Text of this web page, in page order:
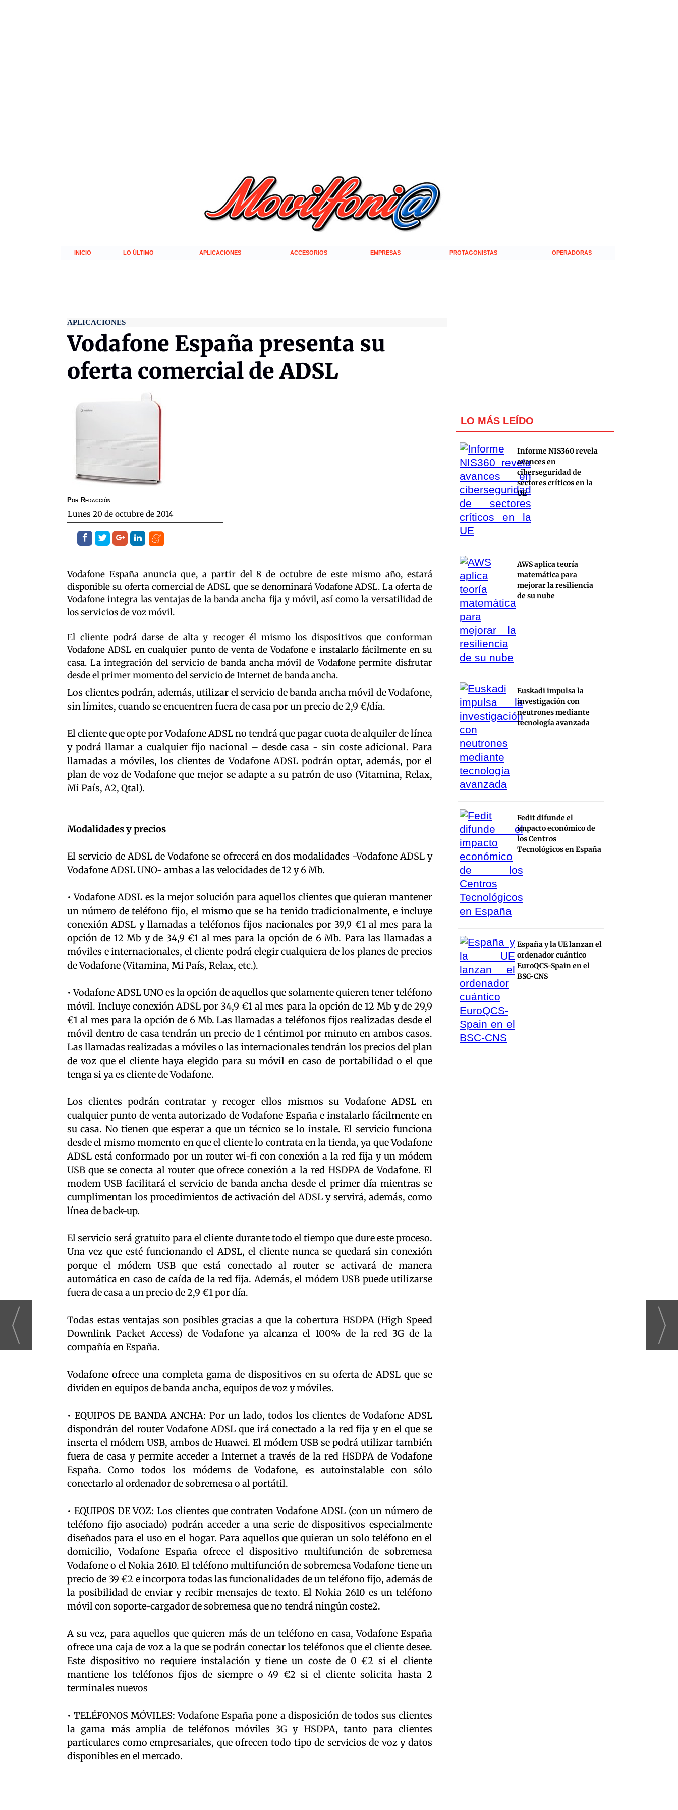
INICIO LO ÚLTIMO APLICACIONES ACCESORIOS EMPRESAS PROTAGONISTAS OPERADORAS
APLICACIONES
Vodafone España presenta su
oferta comercial de ADSL
Por Redacción
lunes 20 de octubre de 2014
Vodafone España anuncia que, a partir del 8 de octubre de este mismo año, estará
disponible su oferta comercial de ADSL que se denominará Vodafone ADSL. La oferta de
Vodafone integra las ventajas de la banda ancha fija y móvil, así como la versatilidad de
los servicios de voz móvil.
El cliente podrá darse de alta y recoger él mismo los dispositivos que conforman
Vodafone ADSL en cualquier punto de venta de Vodafone e instalarlo fácilmente en su
casa. La integración del servicio de banda ancha móvil de Vodafone permite disfrutar
desde el primer momento del servicio de Internet de banda ancha.
Los clientes podrán, además, utilizar el servicio de banda ancha móvil de Vodafone,
sin límites, cuando se encuentren fuera de casa por un precio de 2,9 €/día.
El cliente que opte por Vodafone ADSL no tendrá que pagar cuota de alquiler de línea
y podrá llamar a cualquier fijo nacional – desde casa - sin coste adicional. Para
llamadas a móviles, los clientes de Vodafone ADSL podrán optar, además, por el
plan de voz de Vodafone que mejor se adapte a su patrón de uso (Vitamina, Relax,
Mi País, A2, Qtal).
Modalidades y precios
El servicio de ADSL de Vodafone se ofrecerá en dos modalidades -Vodafone ADSL y
Vodafone ADSL UNO- ambas a las velocidades de 12 y 6 Mb.
• Vodafone ADSL es la mejor solución para aquellos clientes que quieran mantener
un número de teléfono fijo, el mismo que se ha tenido tradicionalmente, e incluye
conexión ADSL y llamadas a teléfonos fijos nacionales por 39,9 €1 al mes para la
opción de 12 Mb y de 34,9 €1 al mes para la opción de 6 Mb. Para las llamadas a
móviles e internacionales, el cliente podrá elegir cualquiera de los planes de precios
de Vodafone (Vitamina, Mi País, Relax, etc.).
• Vodafone ADSL UNO es la opción de aquellos que solamente quieren tener teléfono
móvil. Incluye conexión ADSL por 34,9 €1 al mes para la opción de 12 Mb y de 29,9
€1 al mes para la opción de 6 Mb. Las llamadas a teléfonos fijos realizadas desde el
móvil dentro de casa tendrán un precio de 1 céntimo1 por minuto en ambos casos.
Las llamadas realizadas a móviles o las internacionales tendrán los precios del plan
de voz que el cliente haya elegido para su móvil en caso de portabilidad o el que
tenga si ya es cliente de Vodafone.
Los clientes podrán contratar y recoger ellos mismos su Vodafone ADSL en
cualquier punto de venta autorizado de Vodafone España e instalarlo fácilmente en
su casa. No tienen que esperar a que un técnico se lo instale. El servicio funciona
desde el mismo momento en que el cliente lo contrata en la tienda, ya que Vodafone
ADSL está conformado por un router wi-fi con conexión a la red fija y un módem
USB que se conecta al router que ofrece conexión a la red HSDPA de Vodafone. El
modem USB facilitará el servicio de banda ancha desde el primer día mientras se
cumplimentan los procedimientos de activación del ADSL y servirá, además, como
línea de back-up.
El servicio será gratuito para el cliente durante todo el tiempo que dure este proceso.
Una vez que esté funcionando el ADSL, el cliente nunca se quedará sin conexión
porque el módem USB que está conectado al router se activará de manera
automática en caso de caída de la red fija. Además, el módem USB puede utilizarse
fuera de casa a un precio de 2,9 €1 por día.
Todas estas ventajas son posibles gracias a que la cobertura HSDPA (High Speed
Downlink Packet Access) de Vodafone ya alcanza el 100% de la red 3G de la
compañía en España.
Vodafone ofrece una completa gama de dispositivos en su oferta de ADSL que se
dividen en equipos de banda ancha, equipos de voz y móviles.
• EQUIPOS DE BANDA ANCHA: Por un lado, todos los clientes de Vodafone ADSL
dispondrán del router Vodafone ADSL que irá conectado a la red fija y en el que se
inserta el módem USB, ambos de Huawei. El módem USB se podrá utilizar también
fuera de casa y permite acceder a Internet a través de la red HSDPA de Vodafone
España. Como todos los módems de Vodafone, es autoinstalable con sólo
conectarlo al ordenador de sobremesa o al portátil.
• EQUIPOS DE VOZ: Los clientes que contraten Vodafone ADSL (con un número de
teléfono fijo asociado) podrán acceder a una serie de dispositivos especialmente
diseñados para el uso en el hogar. Para aquellos que quieran un solo teléfono en el
domicilio, Vodafone España ofrece el dispositivo multifunción de sobremesa
Vodafone o el Nokia 2610. El teléfono multifunción de sobremesa Vodafone tiene un
precio de 39 €2 e incorpora todas las funcionalidades de un teléfono fijo, además de
la posibilidad de enviar y recibir mensajes de texto. El Nokia 2610 es un teléfono
móvil con soporte-cargador de sobremesa que no tendrá ningún coste2.
A su vez, para aquellos que quieren más de un teléfono en casa, Vodafone España
ofrece una caja de voz a la que se podrán conectar los teléfonos que el cliente desee.
Este dispositivo no requiere instalación y tiene un coste de 0 €2 si el cliente
mantiene los teléfonos fijos de siempre o 49 €2 si el cliente solicita hasta 2
terminales nuevos
• TELÉFONOS MÓVILES: Vodafone España pone a disposición de todos sus clientes
la gama más amplia de teléfonos móviles 3G y HSDPA, tanto para clientes
particulares como empresariales, que ofrecen todo tipo de servicios de voz y datos
disponibles en el mercado.
LO MÁS LEÍDO
Informe NIS360 revela
avances en
ciberseguridad de
sectores críticos en la
UE
AWS aplica teoría
matemática para
mejorar la resiliencia
de su nube
Euskadi impulsa la
investigación con
neutrones mediante
tecnología avanzada
Fedit difunde el
impacto económico de
los Centros
Tecnológicos en España
España y la UE lanzan el
ordenador cuántico
EuroQCS-Spain en el
BSC-CNS